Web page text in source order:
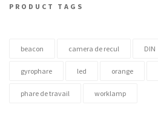
PRODUCT TAGS
beacon camera de recul DIN
gyrophare led orange
phare de travail worklamp